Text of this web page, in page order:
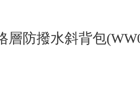
層防撥水斜背包